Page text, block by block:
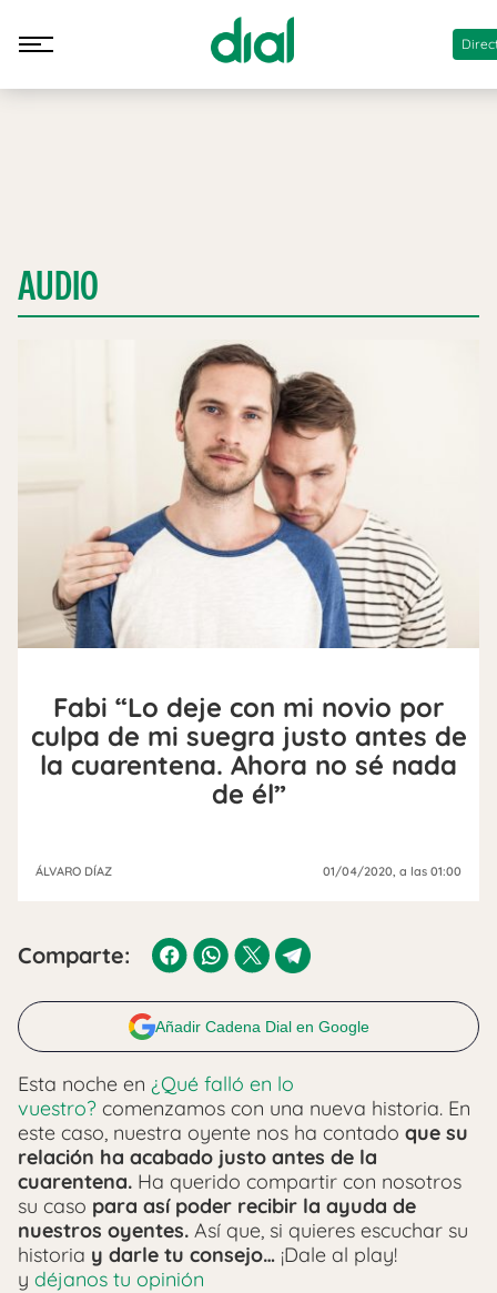
AUDIO
Fabi “Lo deje con mi novio por
culpa de mi suegra justo antes de
la cuarentena. Ahora no sé nada
de él”
ÁLVARO DÍAZ 01/04/2020 , a las 01:00
Comparte:
Añadir Cadena Dial en Google
Esta noche en ¿Qué falló en lo
vuestro? comenzamos con una nueva historia. En
este caso, nuestra oyente nos ha contado que su
relación ha acabado justo antes de la
cuarentena. Ha querido compartir con nosotros
su caso para así poder recibir la ayuda de
nuestros oyentes. Así que, si quieres escuchar su
historia y darle tu consejo… ¡Dale al play!
y déjanos tu opinión